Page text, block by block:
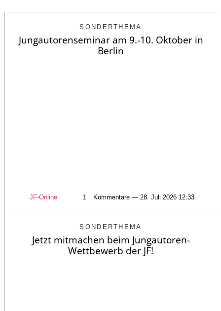
SONDERTHEMA
Jungautorenseminar am 9.-10. Oktober in
Berlin
JF-Online 1 Kommentare — 28. Juli 2026 12:33
SONDERTHEMA
Jetzt mitmachen beim Jungautoren-
Wettbewerb der JF!